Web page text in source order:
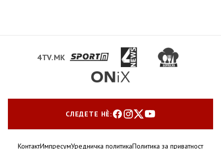
4TV.MK
СЛЕДЕТЕ НЀ:
КонтактИмпресумУредничка политикаПолитика за приватност